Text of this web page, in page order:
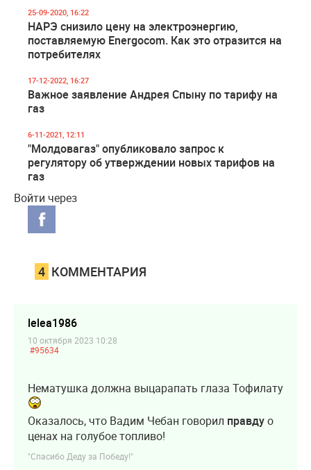
25-09-2020, 16:22
НАРЭ снизило цену на электроэнергию,
поставляемую Energocom. Как это отразится на
потребителях
17-12-2022, 16:27
Важное заявление Андрея Спыну по тарифу на
газ
6-11-2021, 12:11
"Молдовагаз" опубликовало запрос к
регулятору об утверждении новых тарифов на
газ
Войти через
4 КОММЕНТАРИЯ
lelea1986
10 октября 2023 10:28
#95634
Нематушка должна выцарапать глаза Тофилату
Оказалось, что Вадим Чебан говорил правдуо
ценах на голубое топливо!
"Спасибо Деду за Победу!"